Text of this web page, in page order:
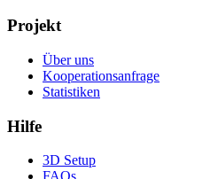
Projekt
Über uns
Kooperationsanfrage
Statistiken
Hilfe
3D Setup